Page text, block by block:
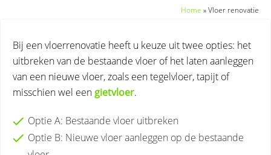
Home »Vloer renovatie
Bij een vloerrenovatie heeft u keuze uit twee opties: het
uitbreken van de bestaande vloer of het laten aanleggen
van een nieuwe vloer, zoals een tegelvloer, tapijt of
misschien wel een gietvloer.
Optie A: Bestaande vloer uitbreken
Optie B: Nieuwe vloer aanleggen op de bestaande